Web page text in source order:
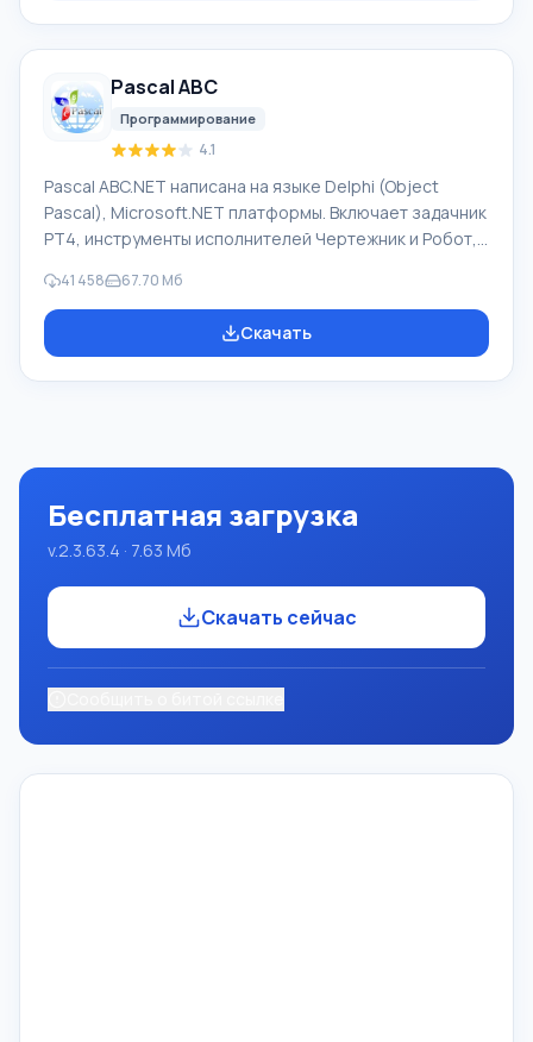
русского интерфейса или электронные письма
иностранной компани
Pascal ABC
Программирование
4.1
Pascal ABC.NET написана на языке Delphi (Object
Pascal), Microsoft.NET платформы. Включает задачник
PT4, инструменты исполнителей Чертежник и Робот,
изучении программирования. Основное назначение
систем программирования Pascal ABC.NET изучение и
обучение языкам современного программирования.
41 458 67.70 Мб
Скачать
Бесплатная загрузка
v.2.3.63.4 · 7.63 Мб
Скачать сейчас